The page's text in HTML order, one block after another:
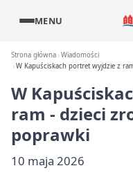
MENU
Strona główna Wiadomości
W Kapuściskach portret wyjdzie z
W
ram - dzieci
poprawki
10 maja 2026